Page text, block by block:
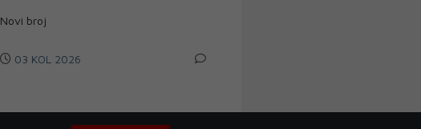
Novi broj
03 KOL 2026